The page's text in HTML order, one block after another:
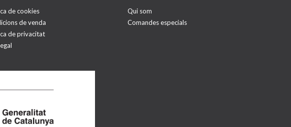
de cookies
de venda
de privacitat
Qui som
Comandes especials